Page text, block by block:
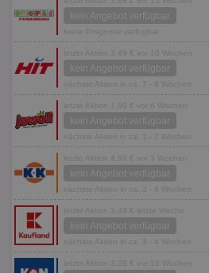
kein Angebot verfügbar
keine Prognose verfügbar
letzte Aktion 3,49 € vor 10 Wochen
kein Angebot verfügbar
nächste Aktion in ca. 7 - 8 Wochen
letzte Aktion 1,99 € vor 6 Wochen
kein Angebot verfügbar
nächste Aktion in ca. 1 - 2 Wochen
letzte Aktion 4,99 € vor 3 Wochen
kein Angebot verfügbar
nächste Aktion in ca. 3 - 4 Wochen
letzte Aktion 3,49 € letzte Woche
kein Angebot verfügbar
nächste Aktion in ca. 3 - 4 Wochen
letzte Aktion 3,29 € vor 10 Wochen